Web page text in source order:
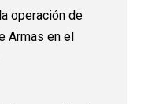
operación de
Armas en el